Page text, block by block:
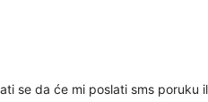
se da će mi poslati sms poruku